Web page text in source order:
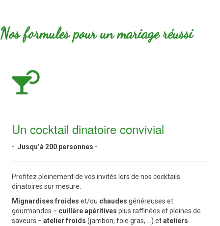
Nos formules pour un mariage réussi
Un cocktail dinatoire convivial
- Jusqu’à 200 personnes -
Profitez pleinement de vos invités lors de nos cocktails
dinatoires sur mesure.
Mignardises froides et/ou chaudes généreuses et
gourmandes − cuillère apéritives plus raffinées et pleines de
saveurs − atelier froids (jambon, foie gras, ...) etateliers